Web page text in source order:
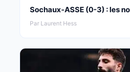
Sochaux-ASSE (0-3) : les
Par Laurent Hess